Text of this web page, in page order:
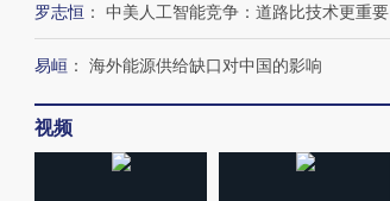
罗志恒 ： 中美人工智能竞争：道路比技术更重要
易峘 ： 海外能源供给缺口对中国的影响
视频